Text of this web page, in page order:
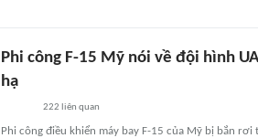
Phi công F-15 Mỹ nói về đội hình
hạ
222 liên quan
Phi công điều khiển máy bay F-15 của Mỹ bị bắn